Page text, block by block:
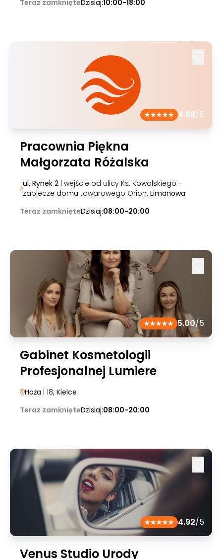
Teraz zamknięteDzisiaj:10:00-18:00
4.88/5
Pracownia Piękna
Małgorzata Różalska
ul. Rynek 2| wejście od ulicy Ks. Kowalskiego -
zaplecze domu towarowego Orion, Limanowa
Teraz zamknięteDzisiaj:08:00-20:00
5.00/5
Gabinet Kosmetologii
Profesjonalnej Lumiere
Hoża | 18, Kielce
Teraz zamknięteDzisiaj:08:00-20:00
4.92/5
Venus Studio Urody